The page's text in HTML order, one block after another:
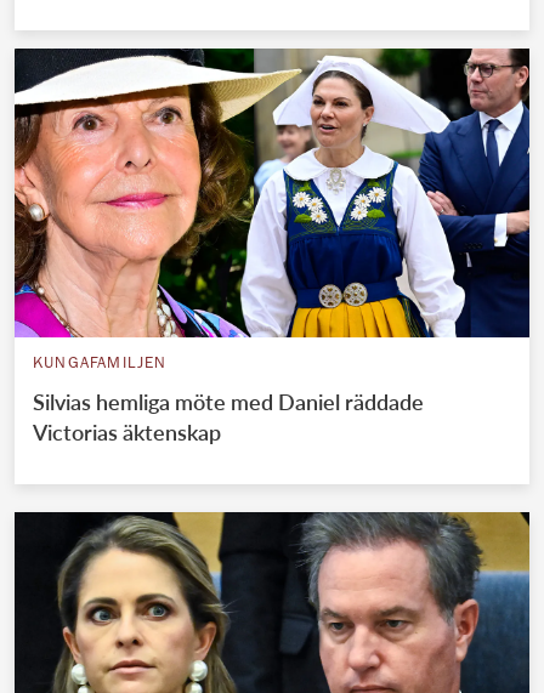
KUNGAFAMILJEN
Silvias hemliga möte med Daniel räddade
Victorias äktenskap